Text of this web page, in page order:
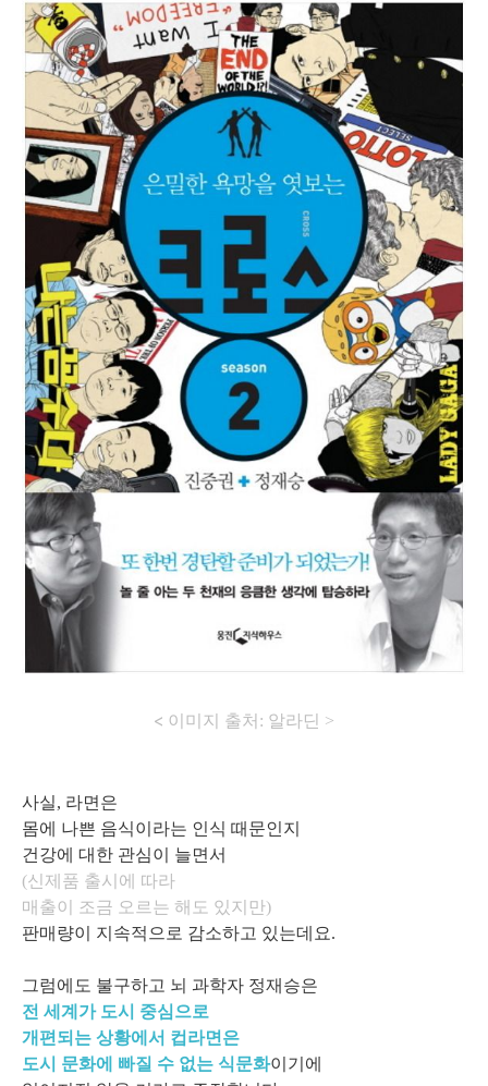
< 이미지 출처: 알라딘 >
사실, 라면은
몸에 나쁜 음식이라는 인식 때문인지
건강에 대한 관심이 늘면서
(신제품 출시에 따라
매출이 조금 오르는 해도 있지만)
판매량이 지속적으로 감소하고 있는데요.
그럼에도 불구하고 뇌 과학자 정재승은
전 세계가 도시 중심으로
개편되는 상황에서 컵라면은
도시 문화에 빠질 수 없는 식문화이기에